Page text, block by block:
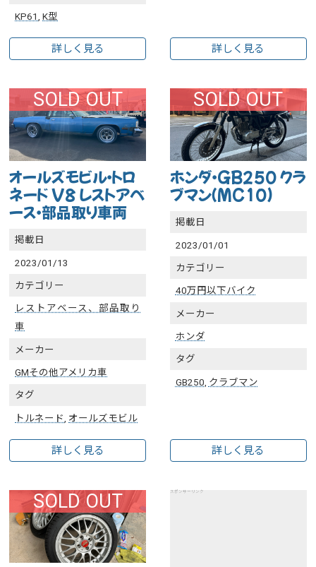
KP61 ,K型
詳しく見る 詳しく見る
SOLD OUT
オールズモビル・トロ
ネード V8 レストアベ
ース・部品取り車両
掲載日
2023/01/13
カテゴリー
レストアベース、部品取り
車
メーカー
GMその他アメリカ車
タグ
トルネード オールズモビル
詳しく見る
SOLD OUT
ホンダ・GB250 クラ
ブマン（MC10)
掲載日
2023/01/01
カテゴリー
40万円以下バイク
メーカー
ホンダ
タグ
GB250 クラブマン
詳しく見る
SOLD OUT スポンサーリンク